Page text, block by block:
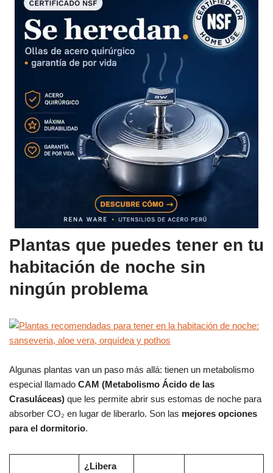
Plantas que puedes tener en tu
habitación de noche sin
ningún problema
Algunas plantas van un paso más allá: tienen un metabolismo
especial llamado CAM (Metabolismo Ácido de las
Crasuláceas) que les permite abrir sus estomas de noche para
absorber CO₂ en lugar de liberarlo. Son las mejores opciones
para el dormitorio.
¿Libera